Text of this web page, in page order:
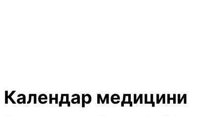
Календар медицини